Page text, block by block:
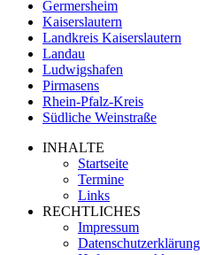
Germersheim
Kaiserslautern
Landkreis Kaiserslautern
Landau
Ludwigshafen
Pirmasens
Rhein-Pfalz-Kreis
Südliche Weinstraße
INHALTE
Startseite
Termine
Links
RECHTLICHES
Impressum
Datenschutzerklärung